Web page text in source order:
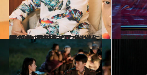
2022.7.2
顔が良すぎると言われ続けた カン・ドンウォンも41歳。 是枝監督に執拗に撮られたのは…
カルチャー 洗練された骨太な演出
カルチ